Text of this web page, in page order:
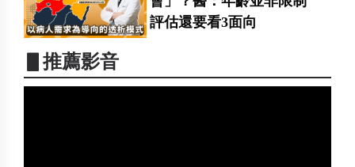
評估還要看3面向
▋推薦影音